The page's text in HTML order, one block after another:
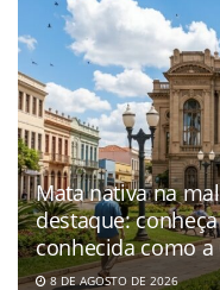
Mata nativa na
destaque:
conhecida como
8 DE AGOSTO DE 2026